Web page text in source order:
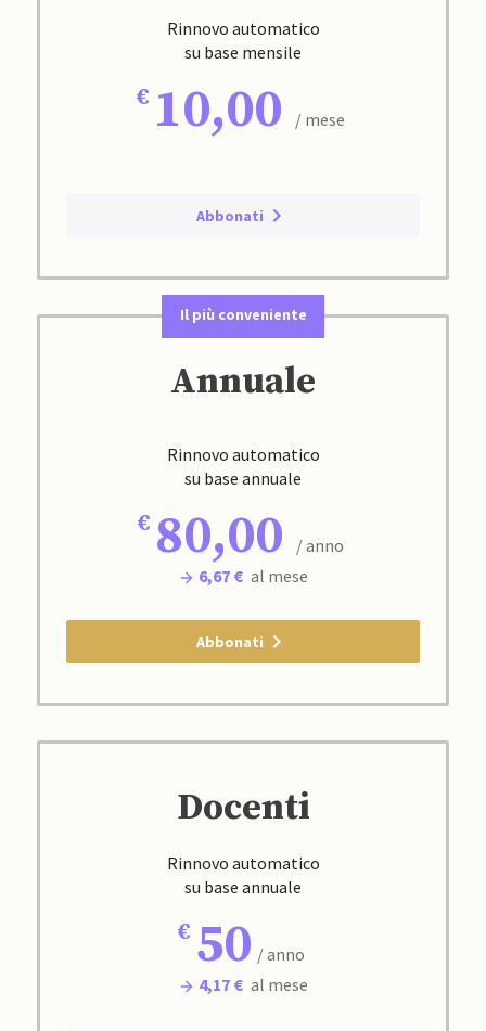
Rinnovo automatico
su base mensile
10,00 / mese
Abbonati
Il più conveniente
Annuale
Rinnovo automatico
su base annuale
80,00
/ anno
6,67 € al mese
Abbonati
Docenti
Rinnovo automatico
su base annuale
50 / anno
4,17 € al mese